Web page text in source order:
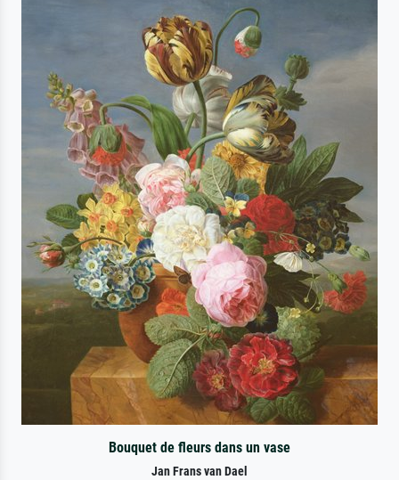
Bouquet de fleurs dans un vase
Jan Frans van Dael